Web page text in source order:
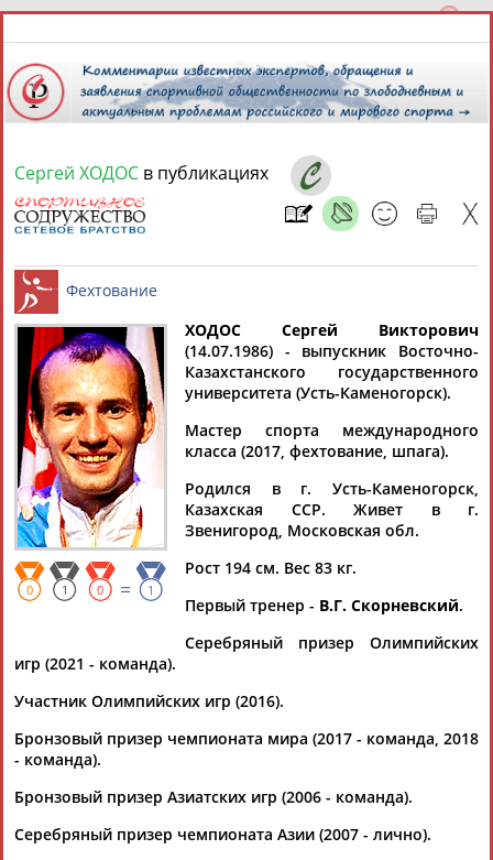
9 августа 2026 года,
СПОРТСМЕНЫ, ТРЕНЕРЫ И СПЕЦИАЛИСТЫ
Найдено: 13181персон Расширенный поиск
Аслаудин
АБАЕВ
Елена
АБАИМОВА
Мария
АБАКУМОВА
Юлия
АБАЛАКИНА
Дмитрий
Тамилла
АБАСОВА
АБАЧАРАЕВ
АБАШИДЗЕ
АББАТЕ-
БУЛАТОВА
АББЯСОВА
АБДИКАРИМОВААБДРАХМАНОВ
Сергей ХОДОС в публикациях
Фехтование
0 1 0 = 1
ХОДОС Сергей Викторович
(14.07.1986) - выпускник Восточно-
Казахстанского государственного
университета (Усть-Каменогорск).
Мастер спорта международного
класса (2017, фехтование, шпага).
Родился в г. Усть-Каменогорск,
Казахская ССР. Живет в г.
Звенигород, Московская обл.
Рост 194 см. Вес 83 кг.
Первый тренер - В.Г. Скорневский.
Серебряный призер Олимпийских
игр (2021 - команда).
Участник Олимпийских игр (2016).
Бронзовый призер чемпионата мира (2017 - команда, 2018
- команда).
Бронзовый призер Азиатских игр (2006 - команда).
Серебряный призер чемпионата Азии (2007 - лично).